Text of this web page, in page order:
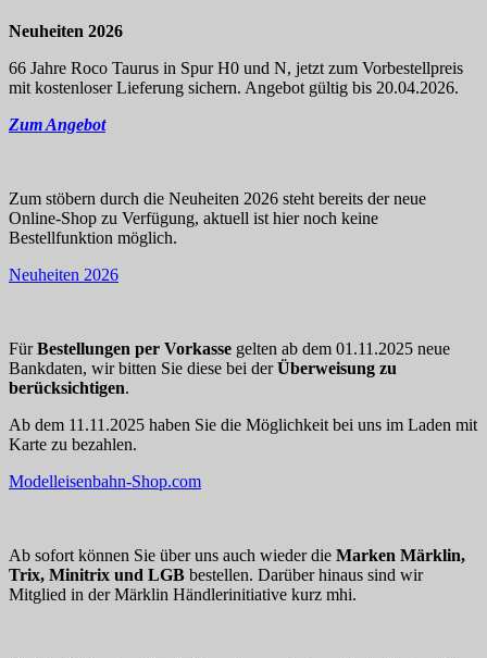
Neuheiten 2026
66 Jahre Roco Taurus in Spur H0 und N, jetzt zum Vorbestellpreis
mit kostenloser Lieferung sichern. Angebot gültig bis 20.04.2026.
Zum Angebot
Zum stöbern durch die Neuheiten 2026 steht bereits der neue
Online-Shop zu Verfügung, aktuell ist hier noch keine
Bestellfunktion möglich.
Neuheiten 2026
FürBestellungen per Vorkasse gelten ab dem 01.11.2025 neue
Bankdaten, wir bitten Sie diese bei derÜberweisung zu
berücksichtigen.
Ab dem 11.11.2025 haben Sie die Möglichkeit bei uns im Laden mit
Karte zu bezahlen.
Modelleisenbahn-Shop.com
Ab sofort können Sie über uns auch wieder die Marken Märklin,
Trix, Minitrix und LGB bestellen. Darüber hinaus sind wir
Mitglied in der Märklin Händlerinitiative kurz mhi.